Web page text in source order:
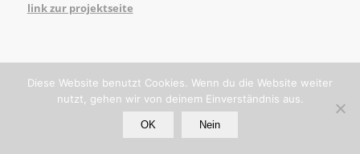
link zur projektseite
© copyright - bernd mey. architekt bda.
Diese Website benutzt Cookies. Wenn du die Website weiter
nutzt, gehen wir von deinem Einverständnis aus.
OK Nein